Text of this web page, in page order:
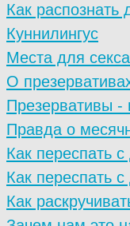
Как распознать
Куннилингус
Места для секса
О
Презервативы -
Правда о
Как переспать
Как переспать
Как